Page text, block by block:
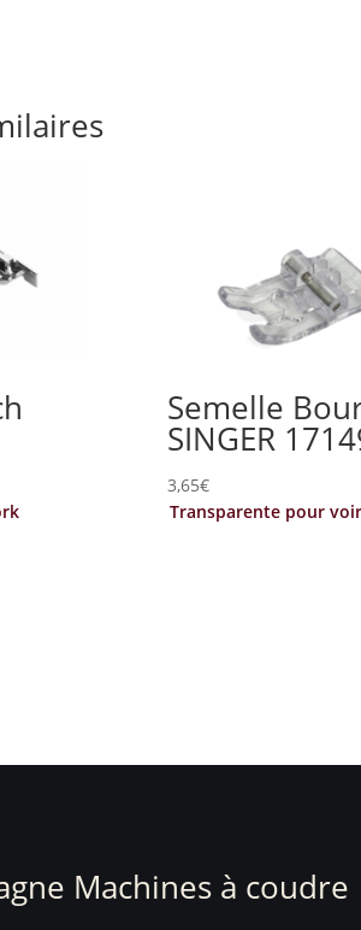
Semelle
SINGER
3,65€
Transparente pour
Machines à coudre